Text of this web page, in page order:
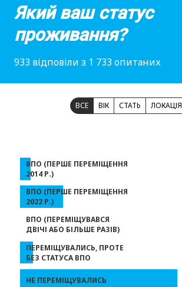
Який ваш статус
проживання?
933 відповіли з 1 733 опитаних
ВСЕ ВІК СТАТЬ ЛОКАЦІЯ
ВПО (ПЕРШЕ ПЕРЕМІЩЕННЯ
2014 Р.)
ВПО (ПЕРШЕ ПЕРЕМІЩЕННЯ
2022 Р.)
ВПО (ПЕРЕМІЩУВАВСЯ
ДВІЧІ АБО БІЛЬШЕ РАЗІВ)
ПЕРЕМІЩУВАЛИСЬ, ПРОТЕ
БЕЗ СТАТУСА ВПО
НЕ ПЕРЕМІЩУВАЛИСЬ